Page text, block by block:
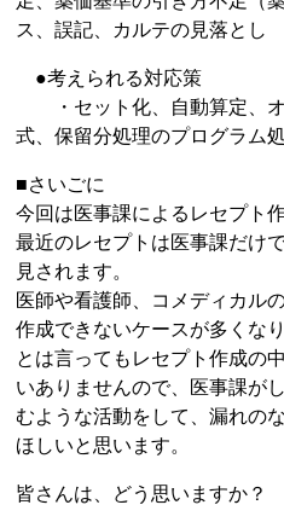
ス、誤記、カルテの見落とし
●考えられる対応策
・セット化、自動算定、オ
式、保留分処理のプログラム
■さいごに
今回は医事課によるレセプト
最近のレセプトは医事課だけ
見されます。
医師や看護師、コメディカル
作成できないケースが多くなり
とは言ってもレセプト作成の
いありませんので、医事課が
むような活動をして、漏れの
ほしいと思います。
皆さんは、どう思いますか？